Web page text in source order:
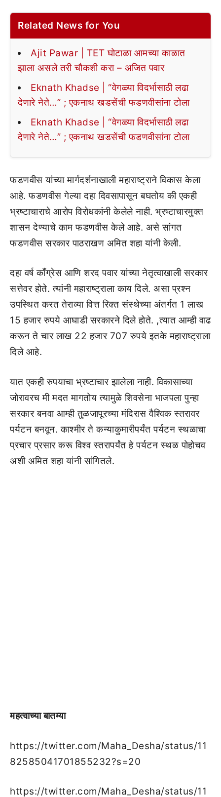
Related News for You
Ajit Pawar | TET घोटाळा आमच्या काळात
झाला असले तरी चौकशी करा – अजित पवार
Eknath Khadse | “वेगळ्या विदर्भासाठी लढा
देणारे नेते…” ; एकनाथ खडसेंची फडणवीसांना टोला
Eknath Khadse | “वेगळ्या विदर्भासाठी लढा
देणारे नेते…” ; एकनाथ खडसेंची फडणवीसांना टोला
फडणवीस यांच्या मार्गदर्शनाखाली महाराष्ट्राने विकास केला
आहे. फडणवीस गेल्या दहा दिवसापासून बघतोय की एकही
भ्रष्टाचाराचे आरोप विरोधकांनी केलेले नाही. भ्रष्टाचारमुक्त
शासन देण्याचे काम फडणवीस केले आहे. असे सांगत
फडणवीस सरकार पाठराखण अमित शहा यांनी केली.
दहा वर्ष काँग्रेस आणि शरद पवार यांच्या नेतृत्वाखाली सरकार
सत्तेवर होते. त्यांनी महाराष्ट्राला काय दिले. असा प्रश्न
उपस्थित करत तेराव्या वित्त रिक्त संस्थेच्या अंतर्गत 1 लाख
15 हजार रुपये आघाडी सरकारने दिले होते. ,त्यात आम्ही वाढ
करून ते चार लाख 22 हजार 707 रुपये इतके महाराष्ट्राला
दिले आहे.
यात एकही रुपयाचा भ्रष्टाचार झालेला नाही. विकासाच्या
जोरावरच मी मदत मागतोय त्यामुळे शिवसेना भाजपला पुन्हा
सरकार बनवा आम्ही तुळजापूरच्या मंदिरास वैश्विक स्तरावर
पर्यटन बनवून. काश्मीर ते कन्याकुमारीपर्यंत पर्यटन स्थळाचा
प्रचार प्रसार करू विश्व स्तरापर्यंत हे पर्यटन स्थळ पोहोचव
अशी अमित शहा यांनी सांगितले.
महत्वाच्या बातम्या
https://twitter.com/Maha_Desha/status/11
82585041701855232?s=20
https://twitter.com/Maha_Desha/status/11